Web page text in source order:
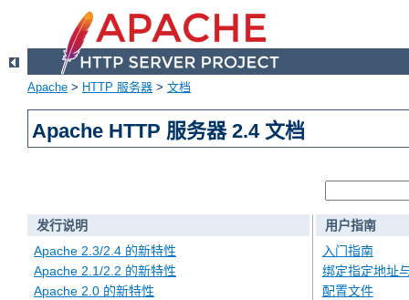
Apache > HTTP 服务器 > 文档
Apache HTTP 服务器 2.4 文档
发行说明
Apache 2.3/2.4 的新特性
Apache 2.1/2.2 的新特性
Apache 2.0 的新特性
用户指南
入门指南
绑定指定地址
配置文件